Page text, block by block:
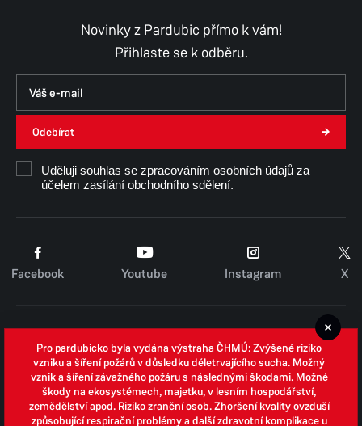
Novinky z Pardubic přímo k vám!
Přihlaste se k odběru.
Odebírat
Uděluji souhlas se zpracováním osobních údajů za
účelem zasílání obchodního sdělení.
Facebook Youtube Instagram X
Zpracování osobních údajů
Whistleblowing
Open data
Pro pardubicko byla vydána výstraha ČHMÚ: Zvýšené riziko
vzniku a šíření požárů v důsledku déletrvajícího sucha. Možný
vznik a šíření závažného požáru s následnými škodami. Možné
škody na ekosystémech, majetku, v lesním hospodářství,
zemědělství apod. Riziko zranění osob. Zhoršení kvality ovzduší
způsobující respirační problémy a další zdravotní komplikace u